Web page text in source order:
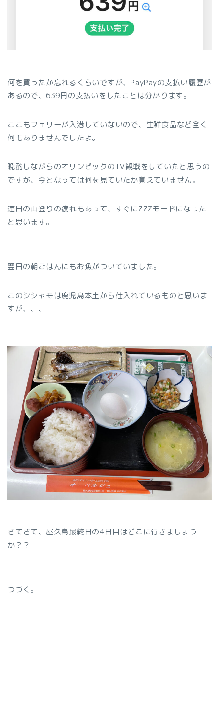
何を買ったか忘れるくらいですが、PayPayの支払い履歴が
あるので、639円の支払いをしたことは分かります。
ここもフェリーが入港していないので、生鮮食品など全く
何もありませんでしたよ。
晩酌しながらのオリンピックのTV観戦をしていたと思うの
ですが、今となっては何を見ていたか覚えていません。
連日の山登りの疲れもあって、すぐにZZZモードになった
と思います。
翌日の朝ごはんにもお魚がついていました。
このシシャモは鹿児島本土から仕入れているものと思いま
すが、、、
さてさて、屋久島最終日の4日目はどこに行きましょう
か？？
つづく。